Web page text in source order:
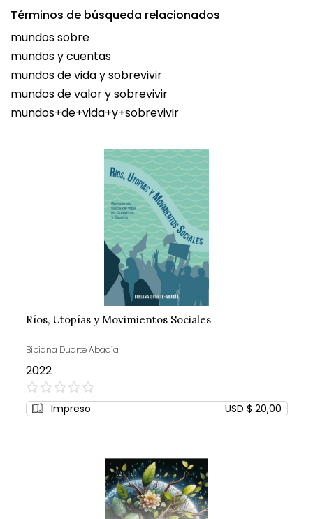
Términos de búsqueda relacionados
mundos sobre
mundos y cuentas
mundos de vida y sobrevivir
mundos de valor y sobrevivir
mundos+de+vida+y+sobrevivir
Ríos, Utopías y Movimientos Sociales
Bibiana Duarte Abadía
2022
0%
Impreso USD $ 20,00